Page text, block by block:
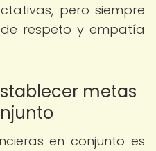
pero siempre
respeto y empatía
metas
en conjunto es